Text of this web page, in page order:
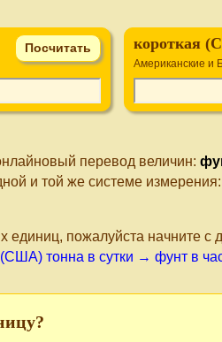
короткая
Американские и
перевод величин:
и той же системе измерения:
единиц, пожалуйста начните
(США) тонна в сутки → фунт в